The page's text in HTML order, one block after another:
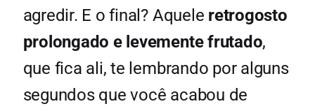
agredir. E o final? Aquele retrogosto
prolongado e levemente frutado,
que fica ali, te lembrando por alguns
segundos que você acabou de